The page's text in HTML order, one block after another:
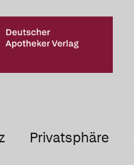
Privatsphäre